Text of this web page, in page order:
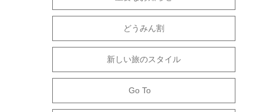
どうみん割
新しい旅のスタイル
Go To